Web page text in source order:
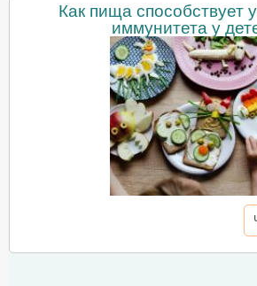
Как пища способствует
иммунитета у